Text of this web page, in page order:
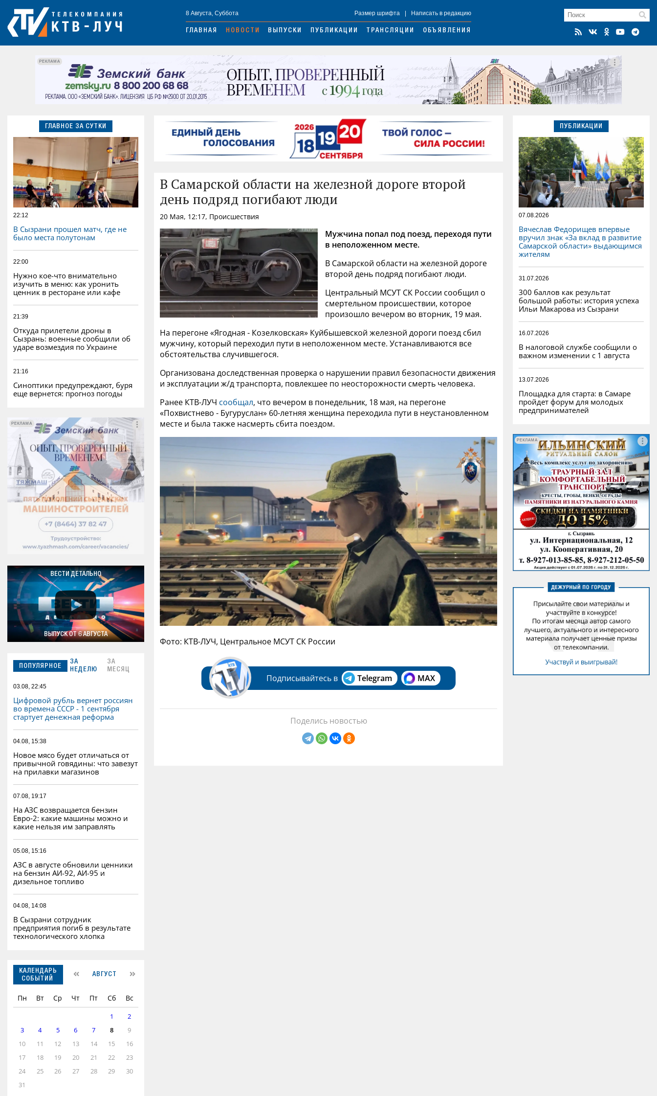
8 Августа, Суббота Размер шрифта Написать в редакцию
ГЛАВНАЯ НОВОСТИ ВЫПУСКИ ПУБЛИКАЦИИ ТРАНСЛЯЦИИ ОБЪЯВЛЕНИЯ
РЕКЛАМА
ГЛАВНОЕ ЗА СУТКИ
22:12
В Сызрани прошел матч, где не
было места полутонам
22:00
Нужно кое-что внимательно
изучить в меню: как уронить
ценник в ресторане или кафе
21:39
Откуда прилетели дроны в
Сызрань: военные сообщили об
ударе возмездия по Украине
21:16
Синоптики предупреждают, буря
еще вернется: прогноз погоды
РЕКЛАМА
РЕКЛАМА
ВЕСТИ ДЕТАЛЬНО
ВЫПУСК ОТ 6 АВГУСТА
ПОПУЛЯРНОЕ
ЗА
НЕДЕЛЮ
ЗА
МЕСЯЦ
03.08, 22:45
Цифровой рубль вернет россиян
во времена СССР - 1 сентября
стартует денежная реформа
04.08, 15:38
Новое мясо будет отличаться от
привычной говядины: что завезут
на прилавки магазинов
07.08, 19:17
На АЗС возвращается бензин
Евро‑2: какие машины можно и
какие нельзя им заправлять
05.08, 15:16
АЗС в августе обновили ценники
на бензин АИ-92, АИ-95 и
дизельное топливо
04.08, 14:08
В Сызрани сотрудник
предприятия погиб в результате
технологического хлопка
КАЛЕНДАРЬ
СОБЫТИЙ
АВГУСТ
Пн Вт Ср Чт Пт Сб Вс
1
2
3
4 5 6 7 8
9
10
11 12 13 14 15
16
17
18 19 20 21 22
23
24
25 26 27 28 29
30
31
В Самарской области на железной дороге второй
день подряд погибают люди
20 Мая, 12:17, Происшествия
Мужчина попал под поезд, переходя пути
в неположенном месте.
В Самарской области на железной дороге
второй день подряд погибают люди.
Центральный МСУТ СК России сообщил о
смертельном происшествии, которое
произошло вечером во вторник, 19 мая.
На перегоне «Ягодная - Козелковская» Куйбышевской железной дороги поезд сбил
мужчину, который переходил пути в неположенном месте. Устанавливаются все
обстоятельства случившегося.
Организована доследственная проверка о нарушении правил безопасности движения
и эксплуатации ж/д транспорта, повлекшее по неосторожности смерть человека.
Ранее КТВ-ЛУЧ сообщал, что вечером в понедельник, 18 мая, на перегоне
«Похвистнево - Бугуруслан» 60-летняя женщина переходила пути в неустановленном
месте и была также насмерть сбита поездом.
Фото: КТВ-ЛУЧ, Центральное МСУТ СК России
Подписывайтесь в Telegram MAX
Поделись новостью
ПУБЛИКАЦИИ
07.08.2026
Вячеслав Федорищев впервые
вручил знак «За вклад в развитие
Самарской области» выдающимся
жителям
31.07.2026
300 баллов как результат
большой работы: история успеха
Ильи Макарова из Сызрани
16.07.2026
В налоговой службе сообщили о
важном изменении с 1 августа
13.07.2026
Площадка для старта: в Самаре
пройдет форум для молодых
предпринимателей
РЕКЛАМА